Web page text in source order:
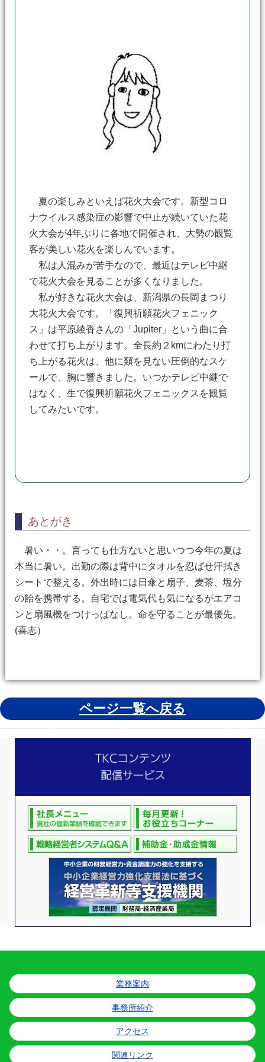
夏の楽しみといえば花火大会です。新型コロ
ナウイルス感染症の影響で中止が続いていた花
火大会が4年ぶりに各地で開催され、大勢の観覧
客が美しい花火を楽しんでいます。
私は人混みが苦手なので、最近はテレビ中継
で花火大会を見ることが多くなりました。
私が好きな花火大会は、新潟県の長岡まつり
大花火大会です。「復興祈願花火フェニック
ス」は平原綾香さんの「Jupiter」という曲に合
わせて打ち上がります。全長約２kmにわたり打
ち上がる花火は、他に類を見ない圧倒的なスケ
ールで、胸に響きました。いつかテレビ中継で
はなく、生で復興祈願花火フェニックスを観覧
してみたいです。
あとがき
暑い・・。言っても仕方ないと思いつつ今年の夏は
本当に暑い。出勤の際は背中にタオルを忍ばせ汗拭き
シートで整える。外出時には日傘と扇子、麦茶、塩分
の飴を携帯する。自宅では電気代も気になるがエアコ
ンと扇風機をつけっぱなし。命を守ることが最優先。
(喜志）
ページ一覧へ戻る
業務案内
事務所紹介
アクセス
関連リンク